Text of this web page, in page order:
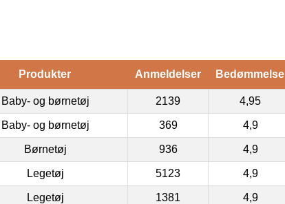
Produkter Anmeldelser Bedømmelse
Baby- og børnetøj 2139 4,95
Baby- og børnetøj 369 4,9
Børnetøj 936 4,9
Legetøj 5123 4,9
Legetøj 1381 4,9